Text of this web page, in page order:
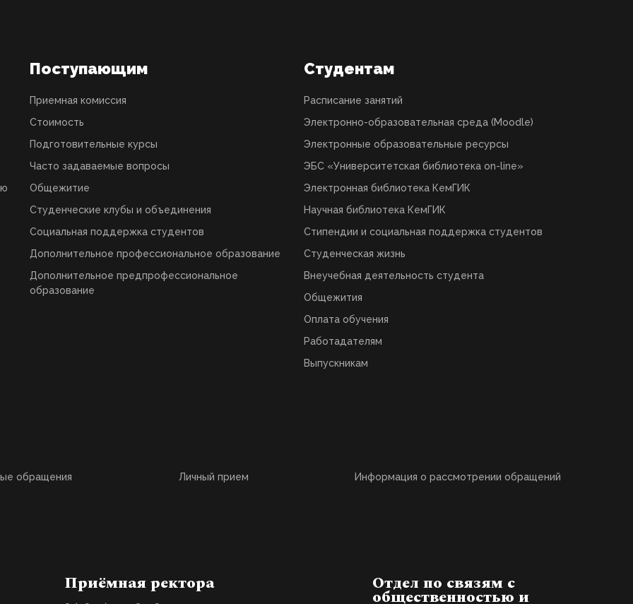
Поступающим
Приемная комиссия
Стоимость
Подготовительные курсы
Часто задаваемые вопросы
Общежитие
Студенческие клубы и объединения
Социальная поддержка студентов
Дополнительное профессиональное образование
Дополнительное предпрофессиональное
образование
Студентам
Расписание занятий
Электронно-образовательная среда (Moodle)
Электронные образовательные ресурсы
ЭБС «Университетская библиотека on-line»
Электронная библиотека КемГИК
Научная библиотека КемГИК
Стипендии и социальная поддержка студентов
Студенческая жизнь
Внеучебная деятельность студента
Общежития
Оплата обучения
Работадателям
Выпускникам
обращения Личный прием Информация о рассмотрении обращений
Приёмная ректора Отдел по связям с
общественностью и